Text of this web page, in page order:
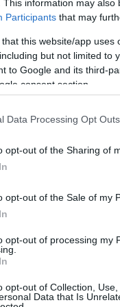
This information may
Participants that may
that this website/app
but not limited to
to Google and its third-
consent section.
Data Processing Opt Outs
opt-out of the Sharing of
opt-out of the Sale of my
opt-out of processing my
opt-out of Collection,
Data that Is
de ontwikkelingen
van investeringen,
ETF gericht op
alleen een antwoord
de verschuiving
belangrijk?
die direct of indirect
en bedrijven die
aan deze ETF is
te volgen, kiest
Dit biedt
markt, zonder